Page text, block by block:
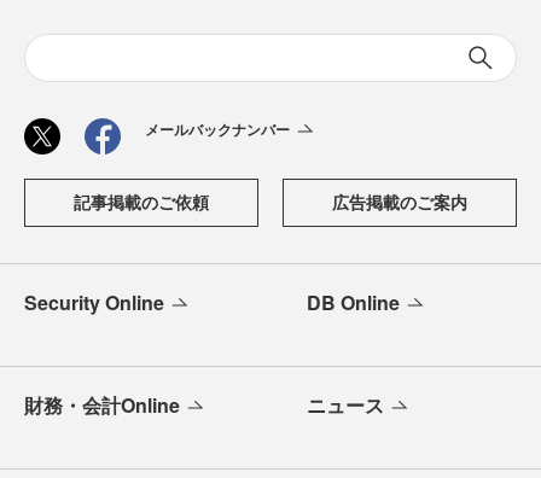
メールバックナンバー
記事掲載のご依頼 広告掲載のご案内
Security Online DB Online
財務・会計Online ニュース